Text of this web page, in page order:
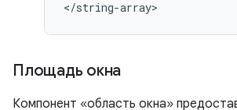
Площадь окна
Компонент «область окна»